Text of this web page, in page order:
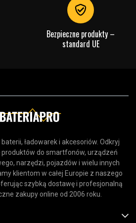
Bezpieczne produkty –
standard UE
ładowarek i akcesoriów. Odkryj
do smartfonów, urządzeń
narzędzi, pojazdów i wielu innych
klientom w całej Europie z naszego
szybką dostawę i profesjonalną
zakupy online od 2006 roku.